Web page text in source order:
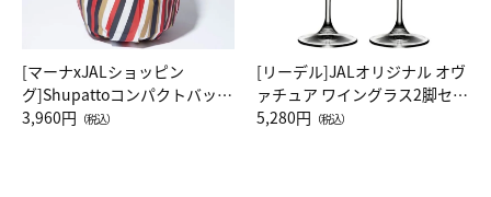
[マーナxJALショッピン
グ]Shupattoコンパクトバッグ
Drop JAL客室乗務員（LC）ス
3,960円 （税込）
[リーデル]JALオリジナル オヴ
ァチュア ワイングラス2脚セッ
ト（レッドワイン）
5,280円 （税込）